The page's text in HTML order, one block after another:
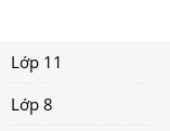
Lớp 11
Lớp 8